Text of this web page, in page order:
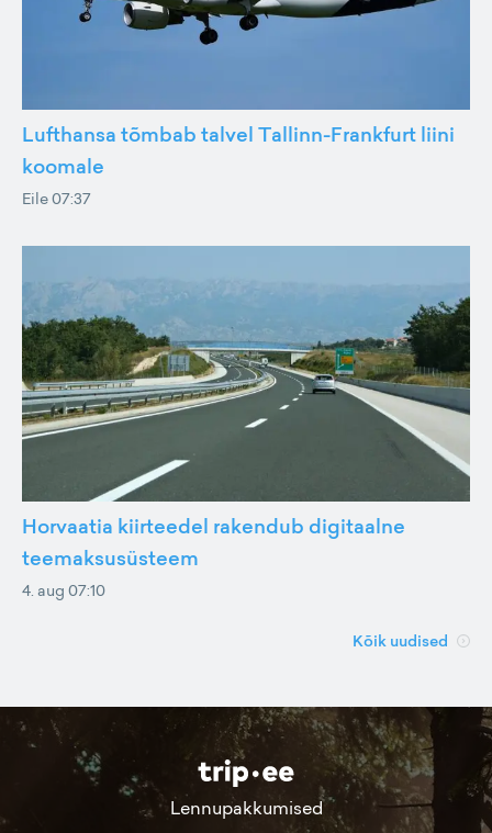
Lufthansa tõmbab talvel Tallinn-Frankfurt liini
koomale
Eile 07:37
Horvaatia kiirteedel rakendub digitaalne
teemaksusüsteem
4. aug 07:10
Kõik uudised
Lennupakkumised